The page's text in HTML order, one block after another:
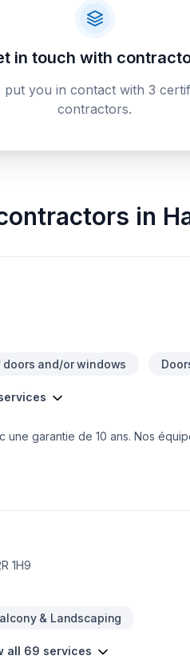
in touch with
put you in contact with 3
contractors.
in
and/or windows
garantie de 10 ans. Nos
ci est bien installé.
1H9
& Landscaping
all 69 services